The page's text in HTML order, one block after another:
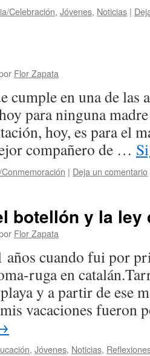
Celebración, Jóvenes, Noticias |
Flor Zapata
cumple en una de las
para ninguna
hoy, es para el
compañero de …
| Deja un comentario
botellón y la ley
Flor Zapata
años cuando fui por
ruga en
y a partir de ese
vacaciones fueron
, Jóvenes, Noticias,